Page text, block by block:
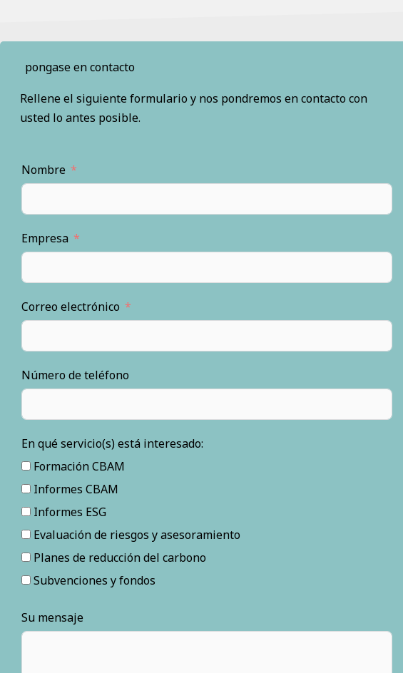
pongase en contacto
Rellene el siguiente formulario y nos pondremos en contacto con
usted lo antes posible.
Nombre
Empresa
Correo electrónico
Número de teléfono
En qué servicio(s) está interesado:
Formación CBAM
Informes CBAM
Informes ESG
Evaluación de riesgos y asesoramiento
Planes de reducción del carbono
Subvenciones y fondos
Su mensaje